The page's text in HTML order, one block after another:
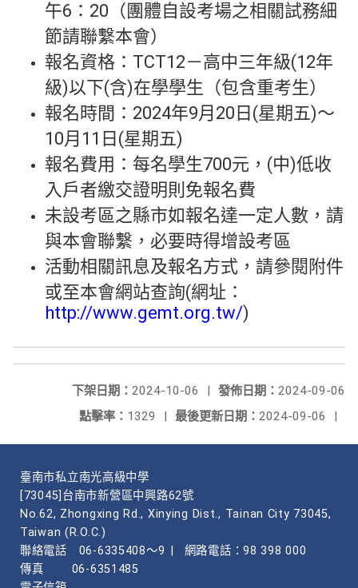
午6：20（團體自設考場之相關試務細
節請聯繫本會）
報名資格：TCT12－高中三年級(12年
級)以下(含)在學學生（包含重考生）
報名時間：2024年9月20日(星期五)～
10月11日(星期五)
報名費用：每名學生700元，(中)低收
入戶者繳交證明則免報名費
未設考區之縣市如報名達一定人數，請
與本會聯繫，必要時得增設考區
活動相關訊息及報名方式，請參閱附件
或至本會網站查詢(網址：
http://www.gemt.org.tw/)
發佈日期： 2024-09-06
下架日期： 2024-10-06
|
最後更新日期： 2024-09-06 |
點擊率： 1329 |
臺南市私立南光高級中學
[73045]台南市新營區中興路62號
No.62, Zhongxing Rd., Xinying Dist., Tainan City 73045,
Taiwan (R.O.C.)
聯絡電話
06-6335408～9
網路電話：98 398 000
傳真
06-6351485